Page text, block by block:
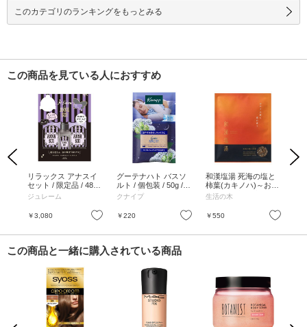
このカテゴリのランキングをもっとみる
この商品を見ている人におすすめ
Previous
お気に入り
リラックス アナスイ
セット / 限定品 / 480
ml、480ml、120ml /
うなアナスイの香り
ジュレーム
￥3,080 お気に入り
グーテナハト バスソ
ルト / 個包装 / 50g /
ホップ&バレリアンの
クナイプ
￥220 お気に入り
和漢塩湯 死海の塩と
柿葉(カキノハ)～おや
すみ前に森の香り～ /
生活の木
￥550
Next
この商品と一緒に購入されている商品